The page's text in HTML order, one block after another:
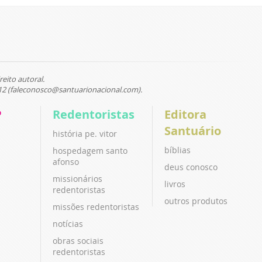
autoral.
(faleconosco@santuarionacional.com).
Redentoristas
história pe. vitor
hospedagem santo
afonso
missionários
redentoristas
missões redentoristas
notícias
obras sociais
redentoristas
Editora
Santuário
bíblias
deus conosco
livros
outros produtos